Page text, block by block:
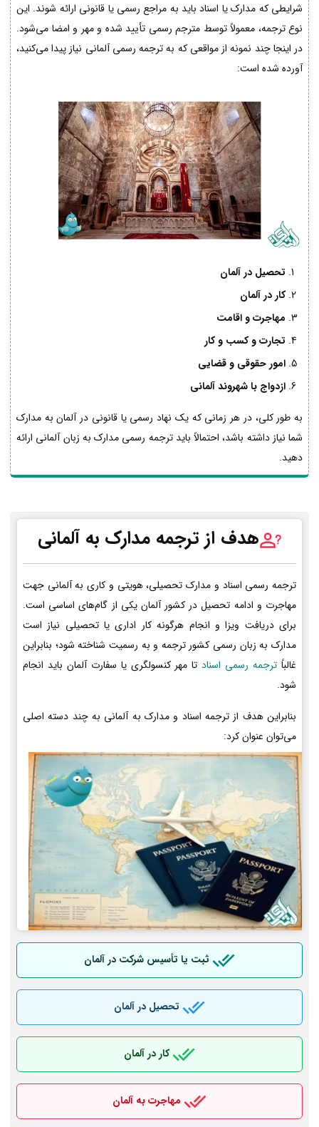
شرایطی که مدارک یا اسناد باید به مراجع رسمی یا قانونی ارائه شوند. این
نوع ترجمه، معمولاً توسط مترجم رسمی تأیید شده و مهر و امضا می‌شود.
در اینجا چند نمونه از مواقعی که به ترجمه رسمی آلمانی نیاز پیدا می‌کنید،
آورده شده است:
تحصیل در آلمان
کار در آلمان
مهاجرت و اقامت
تجارت و کسب و کار
امور حقوقی و قضایی
ازدواج با شهروند آلمانی
به طور کلی، در هر زمانی که یک نهاد رسمی یا قانونی در آلمان به مدارک
شما نیاز داشته باشد، احتمالاً باید ترجمه رسمی مدارک به زبان آلمانی ارائه
دهید.
هدف از ترجمه مدارک به آلمانی
ترجمه رسمی اسناد و مدارک تحصیلی، هویتی و کاری به آلمانی جهت
مهاجرت و ادامه تحصیل در کشور آلمان یکی از گام‌های اساسی است.
برای دریافت ویزا و انجام هرگونه کار اداری یا تحصیلی نیاز است
مدارک به زبان رسمی کشور ترجمه و به رسمیت شناخته شود؛ بنابراین
غالباً ترجمه رسمی اسنادتا مهر کنسولگری یا سفارت آلمان باید انجام
شود.
بنابراین هدف از ترجمه اسناد و مدارک به آلمانی به چند دسته اصلی
می‌توان عنوان کرد:
ثبت یا تأسیس شرکت در آلمان
تحصیل در آلمان
کار در آلمان
مهاجرت به آلمان